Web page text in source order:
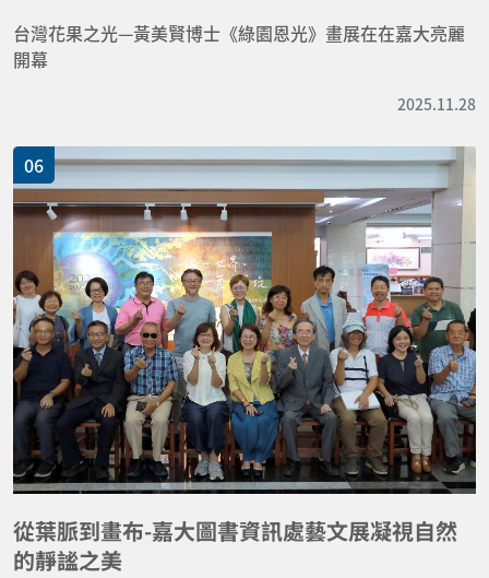
台灣花果之光—黃美賢博士《綠園恩光》畫展在在嘉大亮麗
開幕
2025.11.28
06
從葉脈到畫布-嘉大圖書資訊處藝文展凝視自然
的靜謐之美